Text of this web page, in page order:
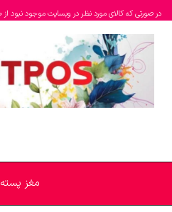
در صورتی که کالای مورد نظر در وبسایت موجود نبود
مغز پسته